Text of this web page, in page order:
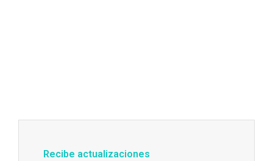
Recibe actualizaciones